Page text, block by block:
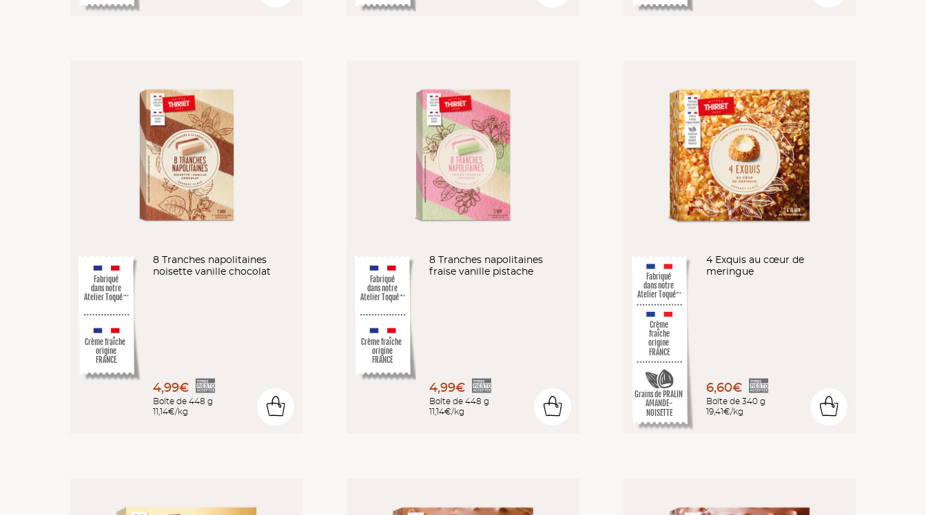
Fabriqué
dans notre
Atelier Toqué™*
Crème fraîche
origine
FRANCE
8 Tranches napolitaines
noisette vanille chocolat
4,99€
Boîte de 448 g
11,14€/kg
0
Fabriqué
dans notre
Atelier Toqué™*
Crème fraîche
origine
FRANCE
8 Tranches napolitaines
fraise vanille pistache
4,99€
Boîte de 448 g
11,14€/kg
0
Fabriqué
dans notre
Atelier Toqué™*
Crème
fraîche
origine
FRANCE
Grains de PRALIN
AMANDE-
NOISETTE
4 Exquis au cœur de
meringue
6,60€
Boîte de 340 g
19,41€/kg
0